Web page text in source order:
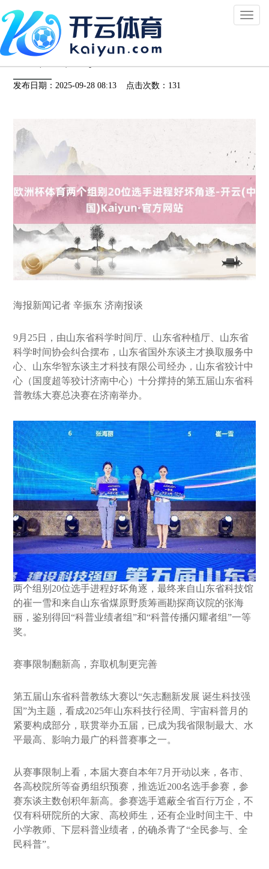
Toggle
欧洲杯体育两个组别20位选手进程好坏角逐-
开云(中国)Kaiyun·官方网站
发布日期：2025-09-28 08:13 点击次数：131
海报新闻记者 辛振东 济南报谈
9月25日，由山东省科学时间厅、山东省种植厅、山东省
科学时间协会纠合摆布，山东省国外东谈主才换取服务中
心、山东华智东谈主才科技有限公司经办，山东省狡计中
心（国度超等狡计济南中心）十分撑持的第五届山东省科
普教练大赛总决赛在济南举办。
两个组别20位选手进程好坏角逐，最终来自山东省科技馆
的崔一雪和来自山东省煤原野质筹画勘探商议院的张海
丽，鉴别得回“科普业绩者组”和“科普传播闪耀者组”一等
奖。
赛事限制翻新高，弃取机制更完善
第五届山东省科普教练大赛以“矢志翻新发展 诞生科技强
国”为主题，看成2025年山东科技行径周、宇宙科普月的
紧要构成部分，联贯举办五届，已成为我省限制最大、水
平最高、影响力最广的科普赛事之一。
从赛事限制上看，本届大赛自本年7月开动以来，各市、
各高校院所等奋勇组织预赛，推选近200名选手参赛，参
赛东谈主数创积年新高。参赛选手遮蔽全省百行万企，不
仅有科研院所的大家、高校师生，还有企业时间主干、中
小学教师、下层科普业绩者，的确杀青了“全民参与、全
民科普”。